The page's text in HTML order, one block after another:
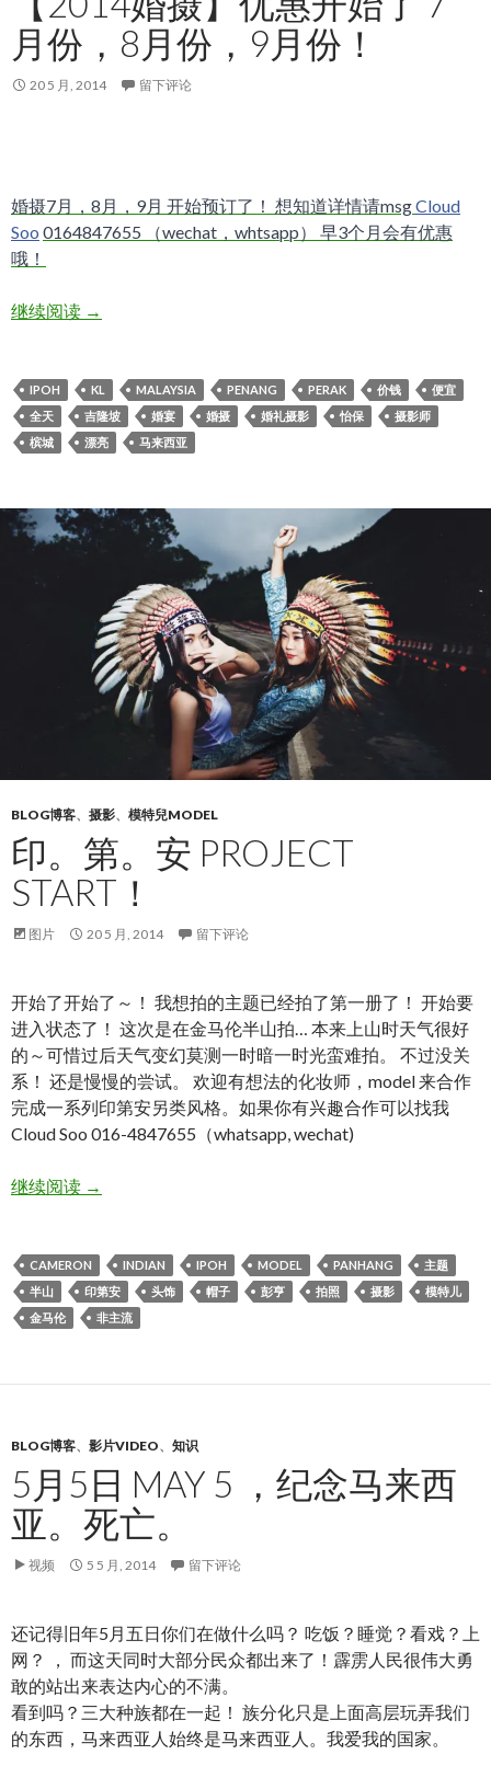
月份，8月份，9月份！
20 5 月, 2014 留下评论
婚摄7月，8月，9月 开始预订了！ 想知道详情请msgCloud
Soo 0164847655 （wechat，whtsapp） 早3个月会有优惠
哦！
继续阅读【2014婚摄】优惠开始了 7月份，8月份，9月份！
→
IPOH KL MALAYSIA PENANG PERAK 价钱
便宜
全天
吉隆坡 婚宴 婚摄 婚礼摄影 怡保
摄影师
槟城
漂亮 马来西亚
BLOG博客、 摄影、 模特兒MODEL
印。第。安 PROJECT
START！
图片 20 5 月, 2014 留下评论
开始了开始了～！ 我想拍的主题已经拍了第一册了！ 开始要
进入状态了！ 这次是在金马伦半山拍… 本来上山时天气很好
的～可惜过后天气变幻莫测一时暗一时光蛮难拍。 不过没关
系！ 还是慢慢的尝试。 欢迎有想法的化妆师，model 来合作
完成一系列印第安另类风格。如果你有兴趣合作可以找我
Cloud Soo 016-4847655（whatsapp, wechat)
继续阅读印。第。安 Project Start！
→
CAMERON INDIAN IPOH MODEL PANHANG
主题
半山
印第安 头饰 帽子 彭亨 拍照 摄影
模特儿
金马伦
非主流
BLOG博客、 影片VIDEO、 知识
5月5日 MAY 5 ，纪念马来西
亚。死亡。
视频 5 5 月, 2014 留下评论
还记得旧年5月五日你们在做什么吗？ 吃饭？睡觉？看戏？上
网？ ， 而这天同时大部分民众都出来了！霹雳人民很伟大勇
敢的站出来表达内心的不满。
看到吗？三大种族都在一起！ 族分化只是上面高层玩弄我们
的东西，马来西亚人始终是马来西亚人。我爱我的国家。